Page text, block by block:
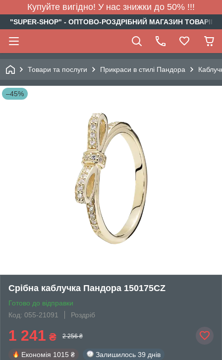
Купуйте вигідно! У нас знижки до 50% !!!
"SUPER-SHOP" - ОПТОВО-РОЗДРІБНИЙ МАГАЗИН
Товари та послуги Прикраси в стилі Пандора
–45%
Срібна каблучка Пандора 150175CZ
Готово до відправки
Код: 055-21091
Роздріб
1 241 ₴ 2 256 ₴
Економія 1015 ₴ Залишилось 39 днів